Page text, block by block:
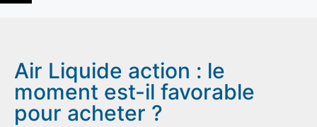
Air Liquide action : le
moment est-il favorable
pour acheter ?